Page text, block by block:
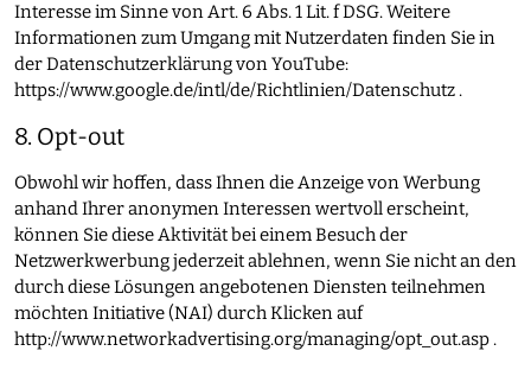
Interesse im Sinne von Art. 6 Abs. 1 Lit. f DSG. Weitere
Informationen zum Umgang mit Nutzerdaten finden Sie in
der Datenschutzerklärung von YouTube:
https://www.google.de/intl/de/Richtlinien/Datenschutz.
8. Opt-out
Obwohl wir hoffen, dass Ihnen die Anzeige von Werbung
anhand Ihrer anonymen Interessen wertvoll erscheint,
können Sie diese Aktivität bei einem Besuch der
Netzwerkwerbung jederzeit ablehnen, wenn Sie nicht an den
durch diese Lösungen angebotenen Diensten teilnehmen
möchten Initiative (NAI) durch Klicken auf
http://www.networkadvertising.org/managing/opt_out.asp.